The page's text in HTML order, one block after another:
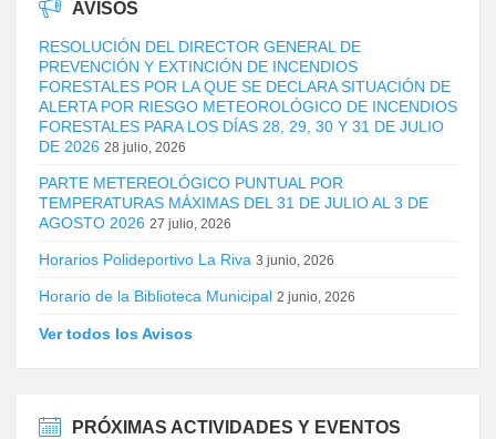
AVISOS
RESOLUCIÓN DEL DIRECTOR GENERAL DE
PREVENCIÓN Y EXTINCIÓN DE INCENDIOS
FORESTALES POR LA QUE SE DECLARA SITUACIÓN DE
ALERTA POR RIESGO METEOROLÓGICO DE INCENDIOS
FORESTALES PARA LOS DÍAS 28, 29, 30 Y 31 DE JULIO
DE 2026 28 julio, 2026
PARTE METEREOLÓGICO PUNTUAL POR
TEMPERATURAS MÁXIMAS DEL 31 DE JULIO AL 3 DE
AGOSTO 2026 27 julio, 2026
Horarios Polideportivo La Riva 3 junio, 2026
Horario de la Biblioteca Municipal 2 junio, 2026
Ver todos los Avisos
PRÓXIMAS ACTIVIDADES Y EVENTOS